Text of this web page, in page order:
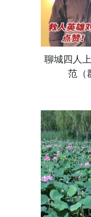
聊城四人
范（